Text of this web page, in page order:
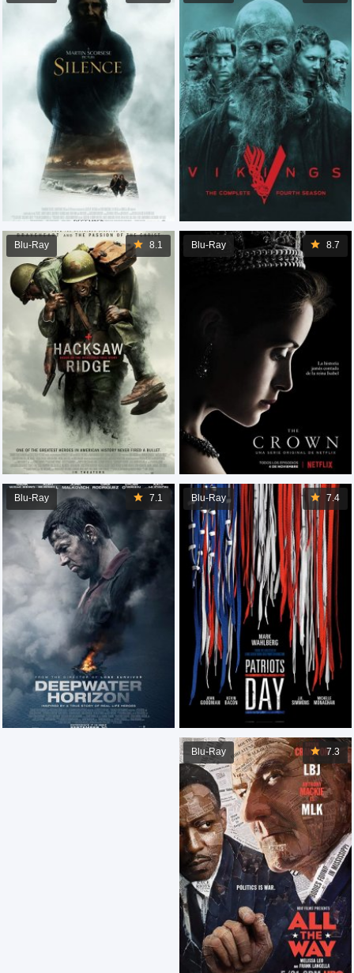
8.7
Blu-Ray
8.1
Blu-Ray
7.4
Blu-Ray
7.1
Blu-Ray
7.3
Blu-Ray